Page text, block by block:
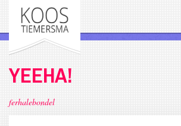
Overslaan
naar
gaan
YEEHA!
ferhalebondel